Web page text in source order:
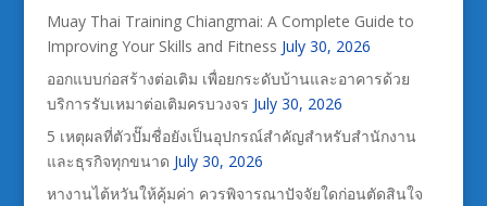
Muay Thai Training Chiangmai: A Complete Guide to
Improving Your Skills and Fitness July 30, 2026
ออกแบบก่อสร้างต่อเติม เพื่อยกระดับบ้านและอาคารด้วย
บริการรับเหมาต่อเติมครบวงจร July 30, 2026
5 เหตุผลที่ตัวปั๊มชื่อยังเป็นอุปกรณ์สำคัญสำหรับสำนักงาน
และธุรกิจทุกขนาด July 30, 2026
หางานไต้หวันให้คุ้มค่า ควรพิจารณาปัจจัยใดก่อนตัดสินใจ